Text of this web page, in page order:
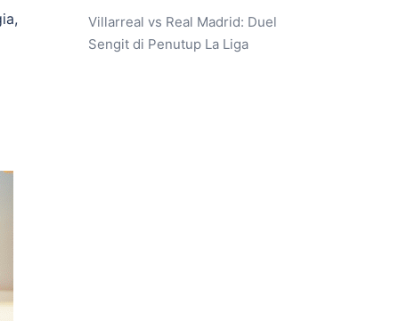
Villarreal vs Real Madrid: Duel
Sengit di Penutup La Liga